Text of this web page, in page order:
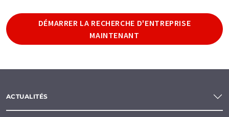
DÉMARRER LA RECHERCHE D'ENTREPRISE
MAINTENANT
ACTUALITÉS